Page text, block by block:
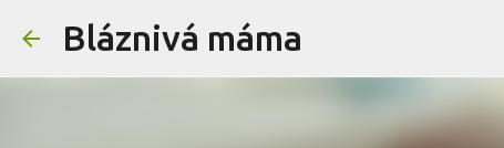
Bláznivá máma